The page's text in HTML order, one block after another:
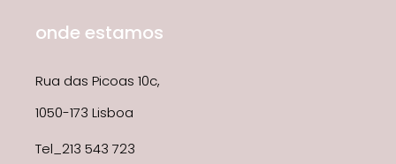
onde estamos
Rua das Picoas 10c,
1050-173 Lisboa
Tel_213 543 723